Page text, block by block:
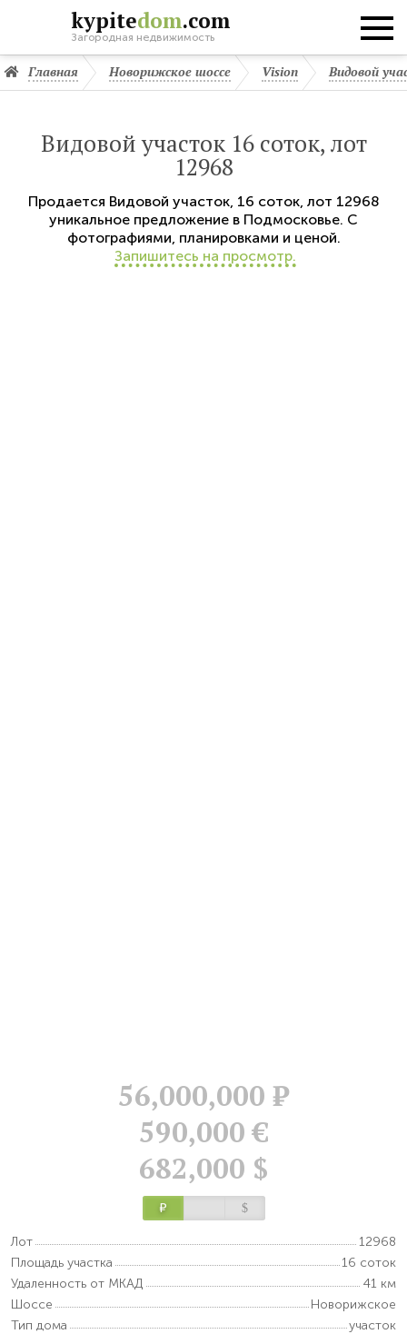
kypitedom.com
Загородная недвижимость
Главная Новорижское шоссе Vision Видовой
Видовой участок 16 соток, лот
12968
Продается Видовой участок, 16 соток, лот 12968
уникальное предложение в Подмосковье. С
фотографиями, планировками и ценой.
Запишитесь на просмотр.
56,000,000 Р
590,000 €
682,000 $
Р $
Лот
12968
Площадь участка
16 соток
Удаленность от МКАД
41 км
Шоссе
Новорижское
Тип дома
участок